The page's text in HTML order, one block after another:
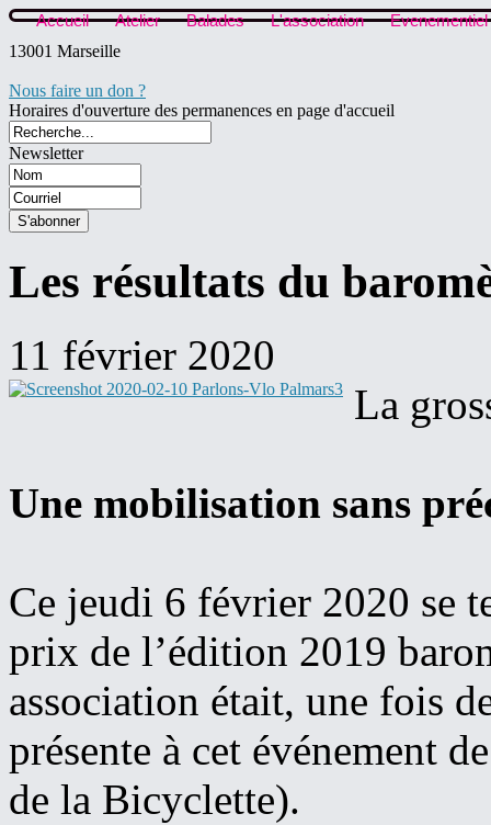
Accueil Atelier Balades L'association
Evenementiel
13001 Marseille
Nous faire un don ?
Horaires d'ouverture des permanences en page d'accueil
Newsletter
Les résultats du
11 février 2020
La
Une mobilisation sans
Ce jeudi 6 février 2020 se
prix de l’édition 2019
association était, une fois
présente à cet événement
de la Bicyclette).